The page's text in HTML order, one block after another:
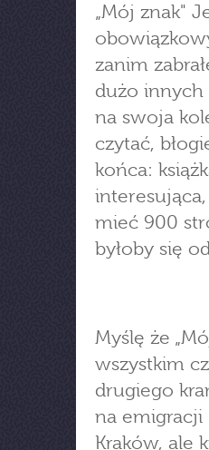
„Mój znak"
zanim
dużo innych
na swoja
czytać,
końca:
mieć 900
byłoby się
Myślę że
wszystkim
drugiego
na emigracji
Kraków, ale